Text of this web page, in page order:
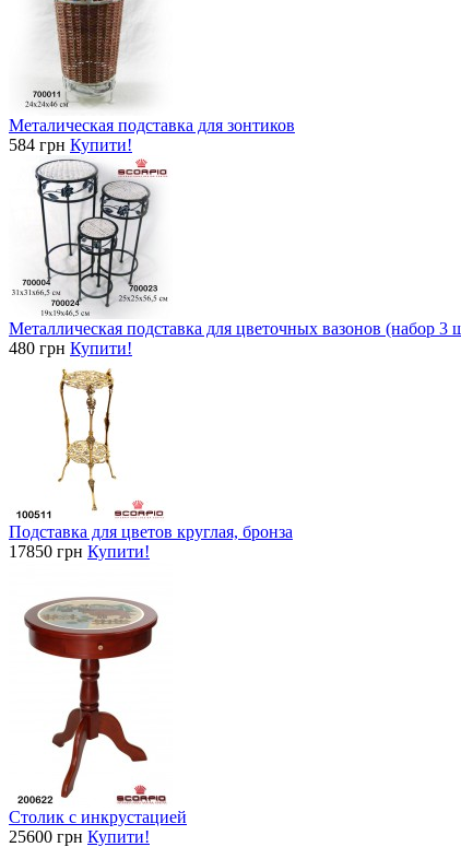
Металическая подставка для зонтиков
584 грн Купити!
Металлическая подставка для цветочных вазонов (набор 3
480 грн Купити!
Подставка для цветов круглая, бронза
17850 грн Купити!
Столик с инкрустацией
25600 грн Купити!